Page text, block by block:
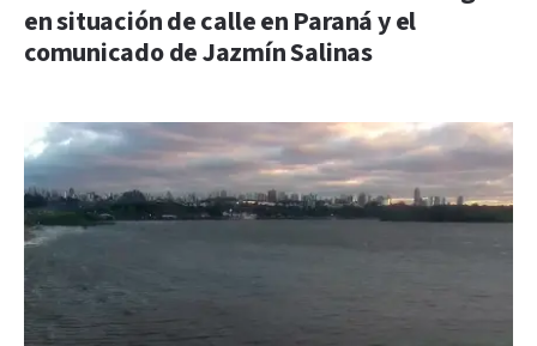
en situación de calle en Paraná y el
comunicado de Jazmín Salinas